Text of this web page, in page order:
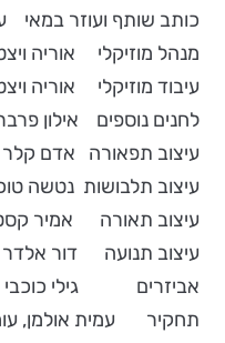
כותב שותף ועוזר במאי
מנהל מוזיקלי אוריה
עיבוד מוזיקלי אוריה
לחנים נוספים אילון
עיצוב תפאורה אדם קלר
עיצוב תלבושות נטשה
עיצוב תאורה אמיר
עיצוב תנועה דור אלדר
אביזרים גילי כוכבי
תחקיר עמית אולמן,